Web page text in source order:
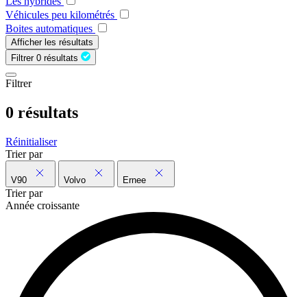
Véhicules peu kilométrés
Boites automatiques
Afficher les résultats
Filtrer 0 résultats
Filtrer
0 résultats
Réinitialiser
Trier par
V90 Volvo Ernee
Trier par
Année croissante